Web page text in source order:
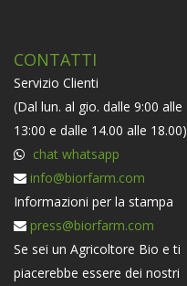
CONTATTI
Servizio Clienti
(Dal lun. al gio. dalle 9:00 alle
13:00 e dalle 14.00 alle 18.00)
chat whatsapp
info@biorfarm.com
Informazioni per la stampa
press@biorfarm.com
Se sei un Agricoltore Bio e ti
piacerebbe essere dei nostri